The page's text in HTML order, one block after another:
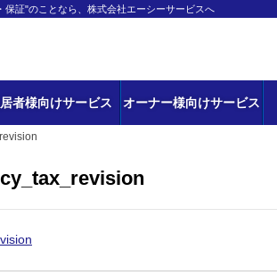
保証"のことなら、株式会社エーシーサービスへ
居者様向けサービス オーナー様向けサービス